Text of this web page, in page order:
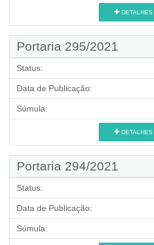
DETALHES
Portaria 295/2021
Status:
Data de Publicação:
Súmula:
DETALHES
Portaria 294/2021
Status:
Data de Publicação:
Súmula: